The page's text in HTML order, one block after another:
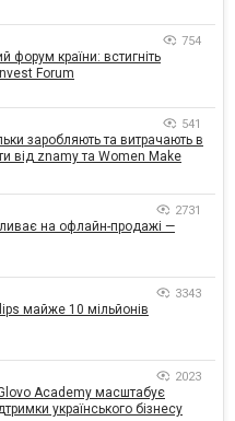
754
форум країни: встигніть
Forum
541
заробляють та витрачають в
від znamy та Women Make
2731
на офлайн-продажі —
3343
майже 10 мільйонів
2023
Academy масштабує
українського бізнесу